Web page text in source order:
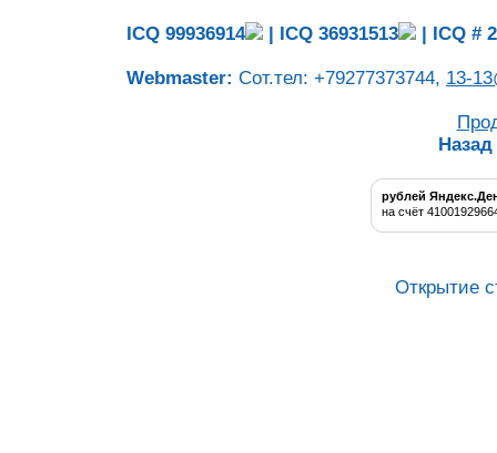
ICQ 99936914 | ICQ 36931513 | ICQ #
Webmaster: Сот.тел: +79277373744, 13-
Назад
рублей
на счёт
Открытие